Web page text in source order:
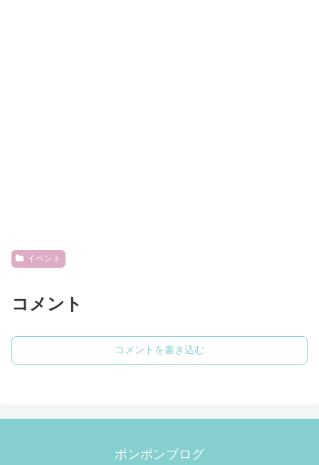
イベント
コメント
コメントを書き込む
ポンポンブログ